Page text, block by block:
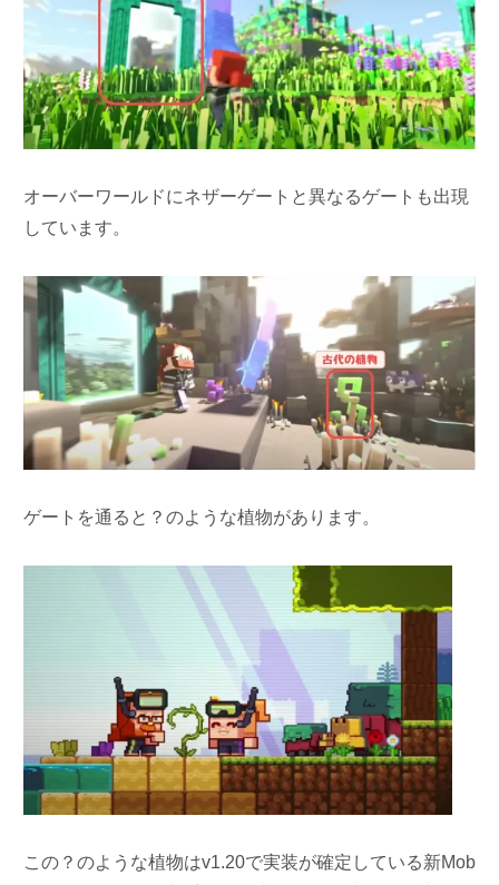
オーバーワールドにネザーゲートと異なるゲートも出現
しています。
ゲートを通ると？のような植物があります。
この？のような植物はv1.20で実装が確定している新Mob